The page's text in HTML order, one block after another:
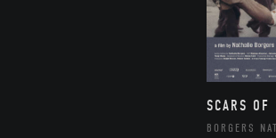
SCARS OF
BORGERS